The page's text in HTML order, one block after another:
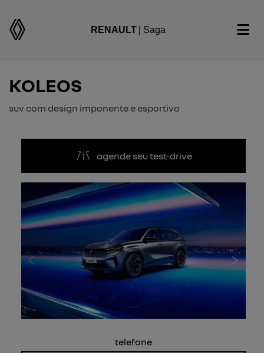
RENAULT | Saga
KOLEOS
suv com design imponente e esportivo
agende seu test-drive
Anterior
telefone